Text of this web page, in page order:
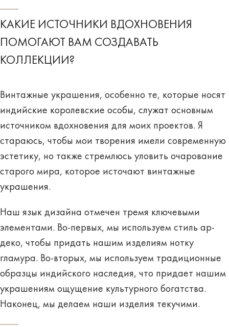
КАКИЕ ИСТОЧНИКИ ВДОХНОВЕНИЯ
ПОМОГАЮТ ВАМ СОЗДАВАТЬ
КОЛЛЕКЦИИ?
Винтажные украшения, особенно те, которые носят
индийские королевские особы, служат основным
источником вдохновения для моих проектов. Я
стараюсь, чтобы мои творения имели современную
эстетику, но также стремлюсь уловить очарование
старого мира, которое источают винтажные
украшения.
Наш язык дизайна отмечен тремя ключевыми
элементами. Во-первых, мы используем стиль ар-
деко, чтобы придать нашим изделиям нотку
гламура. Во-вторых, мы используем традиционные
образцы индийского наследия, что придает нашим
украшениям ощущение культурного богатства.
Наконец, мы делаем наши изделия текучими.